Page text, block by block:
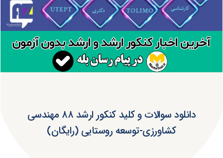
دانلود سوالات و کلید کنکور ارشد ۸۸ مهندسی
کشاورزی-توسعه روستایی (رایگان)